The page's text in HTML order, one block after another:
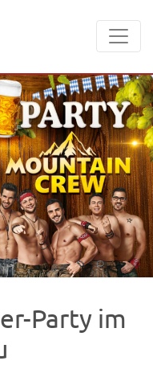
Party im